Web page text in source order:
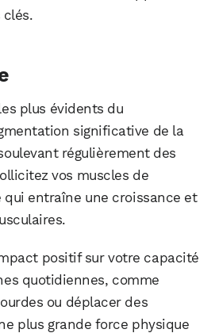
clés.
plus évidents du
significative de la
régulièrement des
vos muscles de
entraîne une croissance et
positif sur votre capacité
quotidiennes, comme
ou déplacer des
plus grande force physique